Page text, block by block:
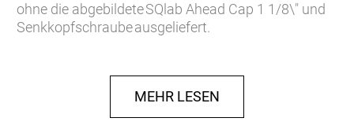
ohne die abgebildete SQlab Ahead Cap 1 1/8\" und
Senkkopfschraube ausgeliefert.
MEHR LESEN